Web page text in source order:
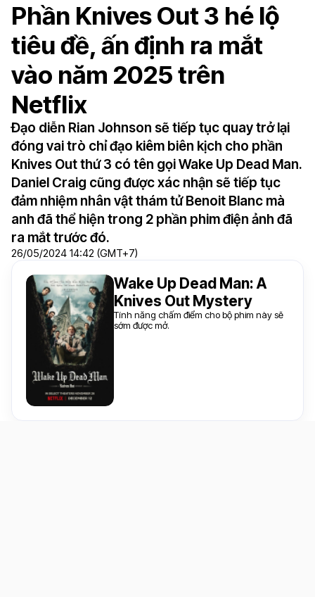
Phần Knives Out 3 hé lộ
tiêu đề, ấn định ra mắt
vào năm 2025 trên
Netflix
Đạo diễn Rian Johnson sẽ tiếp tục quay trở lại
đóng vai trò chỉ đạo kiêm biên kịch cho phần
Knives Out thứ 3 có tên gọi Wake Up Dead Man.
Daniel Craig cũng được xác nhận sẽ tiếp tục
đảm nhiệm nhân vật thám tử Benoit Blanc mà
anh đã thể hiện trong 2 phần phim điện ảnh đã
ra mắt trước đó.
26/05/2024 14:42 (GMT+7)
Wake Up Dead Man: A
Knives Out Mystery
Tính năng chấm điểm cho bộ phim này sẽ
sớm được mở.